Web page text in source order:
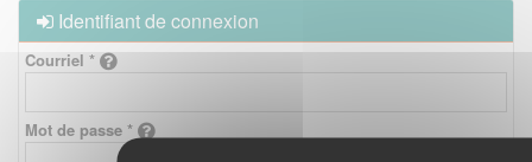
Identifiant de connexion
Courriel *
Mot de passe *